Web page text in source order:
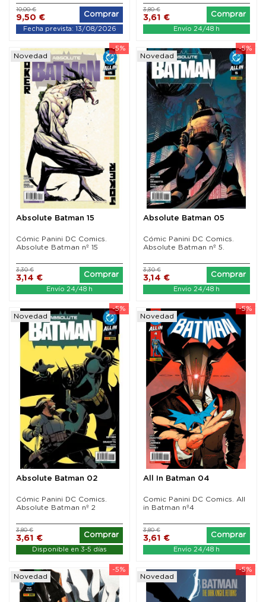
9,50 €
10,00 €
Comprar
Fecha prevista: 13/08/2026
3,61 €
3,80 €
Comprar
Envío 24/48 h
-5%
Novedad
Absolute Batman 15
Cómic Panini DC Comics.
Absolute Batman nº 15
3,14 €
3,30 €
Comprar
Envío 24/48 h
-5%
Novedad
Absolute Batman 05
Cómic Panini DC Comics.
Absolute Batman nº 5.
3,14 €
3,30 €
Comprar
Envío 24/48 h
-5%
Novedad
Absolute Batman 02
Cómic Panini DC Comics.
Absolute Batman nº 2
3,61 €
3,80 €
Comprar
Disponible en 3-5 días
-5%
Novedad
All In Batman 04
Comic Panini DC Comics. All
in Batman nº4
3,61 €
3,80 €
Comprar
Envío 24/48 h
-5%
Novedad
-5%
Novedad